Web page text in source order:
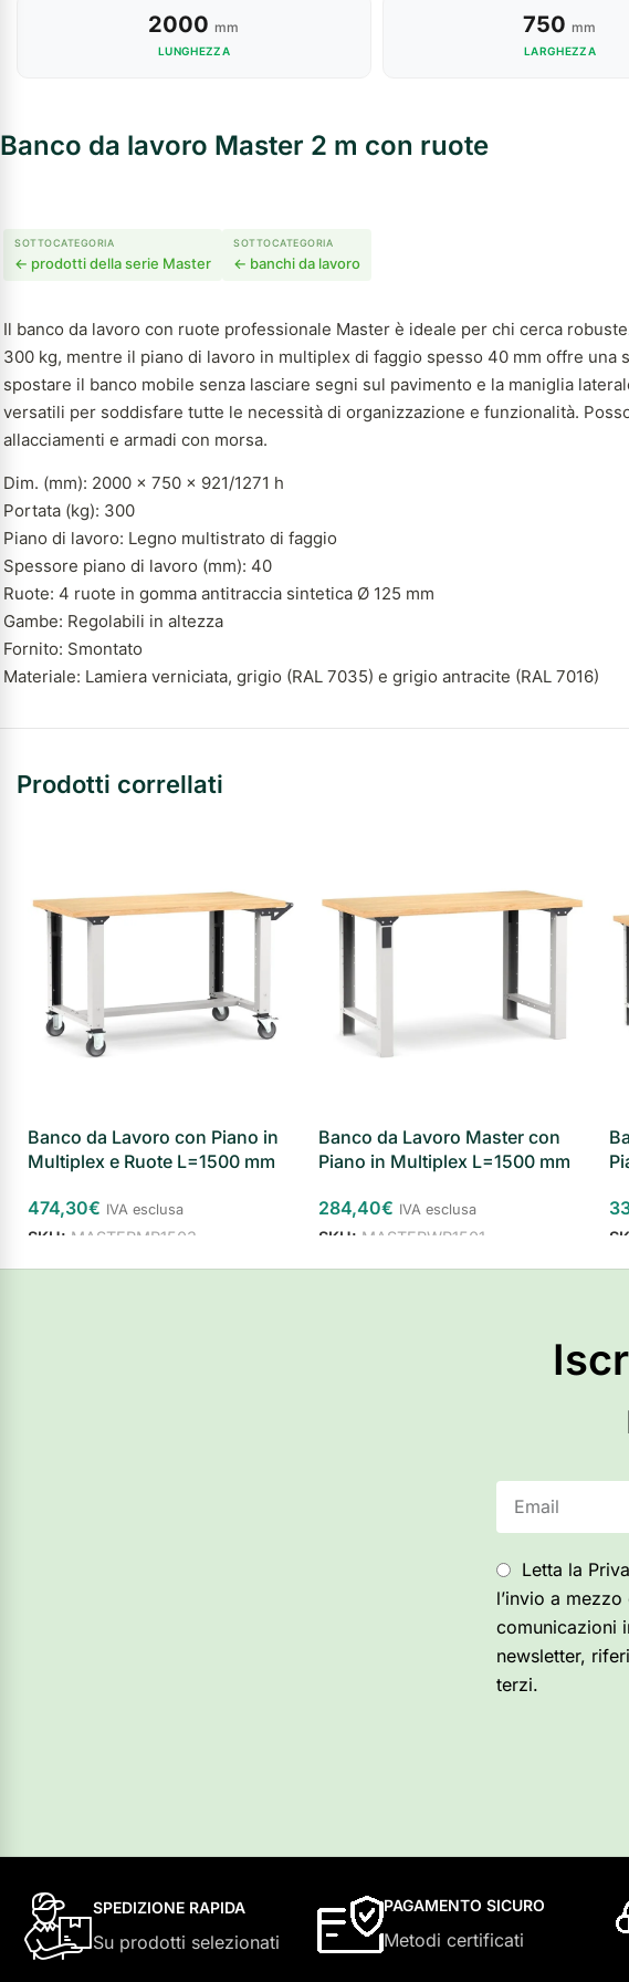
2000mm
LUNGHEZZA
750mm
LARGHEZZA
Banco da lavoro Master 2 m con ruote
SOTTOCATEGORIA
← prodotti della serie Master
SOTTOCATEGORIA
← banchi da lavoro
Il banco da lavoro con ruote professionale Master è ideale per chi cerca
300 kg, mentre il piano di lavoro in multiplex di faggio spesso 40 mm offre
spostare il banco mobile senza lasciare segni sul pavimento e la maniglia
versatili per soddisfare tutte le necessità di organizzazione e funzionalità.
allacciamenti e armadi con morsa.
Dim. (mm): 2000 x 750 x 921/1271 h
Portata (kg): 300
Piano di lavoro: Legno multistrato di faggio
Spessore piano di lavoro (mm): 40
Ruote: 4 ruote in gomma antitraccia sintetica Ø 125 mm
Gambe: Regolabili in altezza
Fornito: Smontato
Materiale: Lamiera verniciata, grigio (RAL 7035) e grigio antracite (RAL 7016)
Prodotti correllati
Banco da Lavoro con Piano in
Multiplex e Ruote L=1500 mm
474,30€ IVA esclusa
SKU: MASTERMR1503
Banco da Lavoro Master con
Piano in Multiplex L=1500 mm
284,40€ IVA esclusa
SKU: MASTERWR1501
Letta la
l’invio a
comunicazioni
newsletter,
terzi.
SPEDIZIONE RAPIDA
Su prodotti selezionati
PAGAMENTO SICURO
Metodi certificati